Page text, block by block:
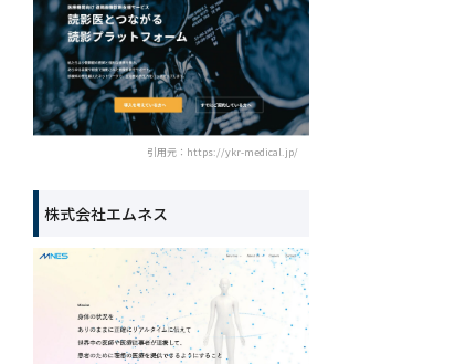
引用元：https://ykr-medical.jp/
株式会社エムネス